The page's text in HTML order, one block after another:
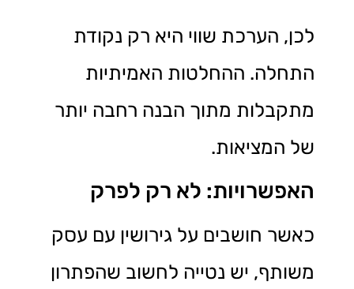
לכן, הערכת שווי היא רק נקודת
התחלה. ההחלטות האמיתיות
מתקבלות מתוך הבנה רחבה יותר
של המציאות.
האפשרויות: לא רק לפרק
כאשר חושבים על גירושין עם עסק
משותף, יש נטייה לחשוב שהפתרון